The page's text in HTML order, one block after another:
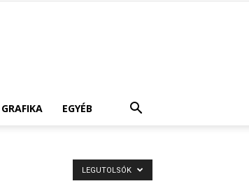
GRAFIKA EGYÉB
LEGUTOLSÓK